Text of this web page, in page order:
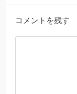
コメントを残す